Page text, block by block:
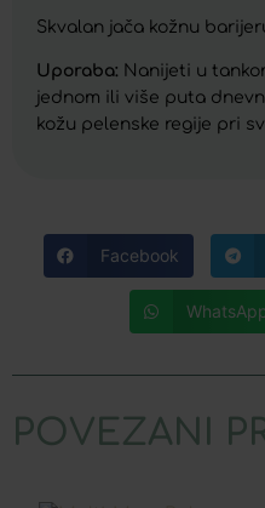
Skvalan jača kožnu
Uporaba: Nanijeti u
jednom ili više puta
kožu pelenske regije pri
Facebook
POVEZANI